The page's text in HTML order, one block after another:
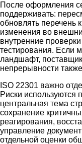
После оформления
поддерживать:
обновлять перечень
изменения во
внутренние
тестирования. Если
ландшафт,
непрерывности
ISO 22301 важно
Риски используются
центральная тема
сохранение
реагирования,
управление
отдельной оценки